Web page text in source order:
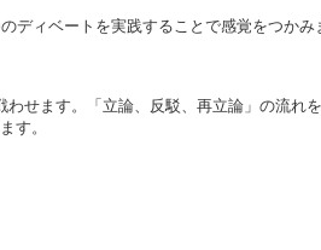
ディベートを実践することで感覚をつかみ
せます。「立論、反駁、再立論」の流れ
す。